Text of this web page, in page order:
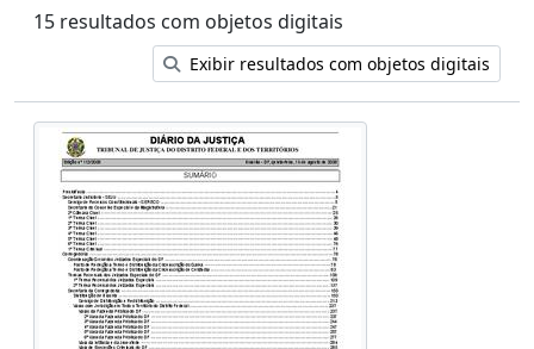
15 resultados com objetos digitais
Exibir resultados com objetos digitais